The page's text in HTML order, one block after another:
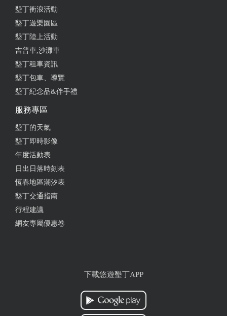
墾丁衝浪活動
墾丁遊樂園區
墾丁陸上活動
吉普車,沙灘車
墾丁租車資訊
墾丁包車、導覽
墾丁紀念品&伴手禮
服務專區
墾丁的天氣
墾丁即時影像
年度活動表
日出日落時刻表
恆春地區潮汐表
墾丁交通指南
行程建議
網友專屬優惠卷
下載悠遊墾丁APP